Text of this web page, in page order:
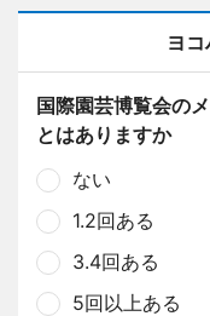
ヨ
国際園芸博覧会の
とはありますか
ない
1.2回ある
3.4回ある
5回以上ある